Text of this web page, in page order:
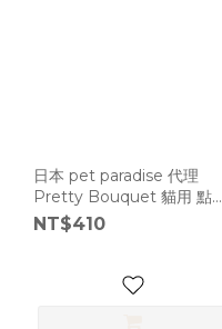
日本 pet paradise 代理
Pretty Bouquet 貓用 點點
項圈 [K377]
NT$410